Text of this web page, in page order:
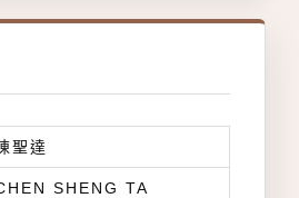
聖達
SHENG TA